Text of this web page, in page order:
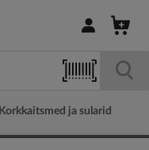
Logi sisse /
Korkkaitsmed ja sularid